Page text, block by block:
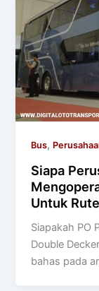
Bus,
Siapa
Untuk
Siapakah PO
Double
bahas pada